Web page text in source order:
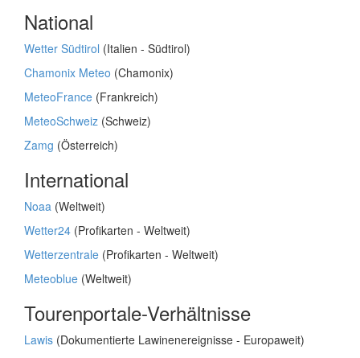
National
Wetter Südtirol (Italien - Südtirol)
Chamonix Meteo (Chamonix)
MeteoFrance (Frankreich)
MeteoSchweiz (Schweiz)
Zamg (Österreich)
International
Noaa (Weltweit)
Wetter24 (Profikarten - Weltweit)
Wetterzentrale (Profikarten - Weltweit)
Meteoblue (Weltweit)
Tourenportale-Verhältnisse
Lawis (Dokumentierte Lawinenereignisse - Europaweit)